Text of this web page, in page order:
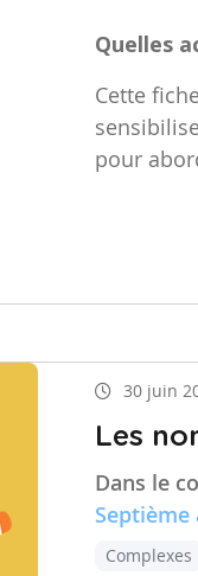
Quelles
Cette
pour
30 juin
Les
Dans le
Septième
Complexes